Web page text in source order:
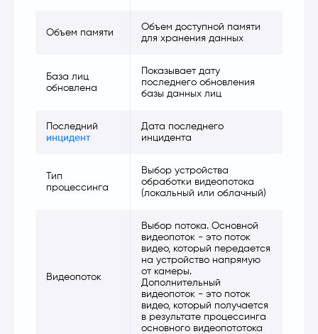
Объем памяти
Объем доступной памяти
для хранения данных
База лиц
обновлена
Показывает дату
последнего обновления
базы данных лиц
Последний
инцидент
Дата последнего
инцидента
Тип
процессинга
Выбор устройства
обработки видеопотока
(локальный или облачный)
Видеопоток
Выбор потока. Основной
видеопоток - это поток
видео, который передается
на устройство напрямую
от камеры.
Дополнительный
видеопоток - это поток
видео, который получается
в результате процессинга
основного видеопототока